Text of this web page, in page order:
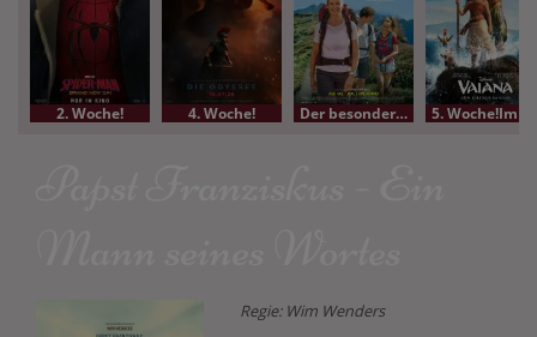
2. Woche! 4. Woche! Der besondere Film
Regie: Wim Wenders